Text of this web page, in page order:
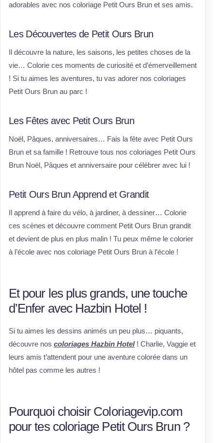
adorables avec nos coloriage Petit Ours Brun et ses amis.
Les Découvertes de Petit Ours Brun
Il découvre la nature, les saisons, les petites choses de la
vie… Colorie ces moments de curiosité et d’émerveillement
! Si tu aimes les aventures, tu vas adorer nos coloriages
Petit Ours Brun au parc !
Les Fêtes avec Petit Ours Brun
Noël, Pâques, anniversaires… Fais la fête avec Petit Ours
Brun et sa famille ! Retrouve tous nos coloriages Petit Ours
Brun Noël, Pâques et anniversaire pour célébrer avec lui !
Petit Ours Brun Apprend et Grandit
Il apprend à faire du vélo, à jardiner, à dessiner… Colorie
ces scènes et découvre comment Petit Ours Brun grandit
et devient de plus en plus malin ! Tu peux même le colorier
à l’école avec nos coloriage Petit Ours Brun à l’école !
Et pour les plus grands, une touche
d’Enfer avec Hazbin Hotel !
Si tu aimes les dessins animés un peu plus… piquants,
découvre nos coloriages Hazbin Hotel! Charlie, Vaggie et
leurs amis t’attendent pour une aventure colorée dans un
hôtel pas comme les autres !
Pourquoi choisir Coloriagevip.com
pour tes coloriage Petit Ours Brun ?